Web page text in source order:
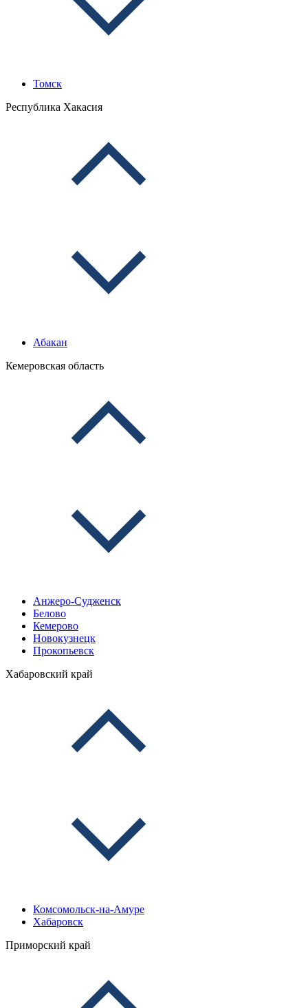
Томск
Республика Хакасия
Абакан
Кемеровская область
Анжеро-Судженск
Белово
Кемерово
Новокузнецк
Прокопьевск
Хабаровский край
Комсомольск-на-Амуре
Хабаровск
Приморский край